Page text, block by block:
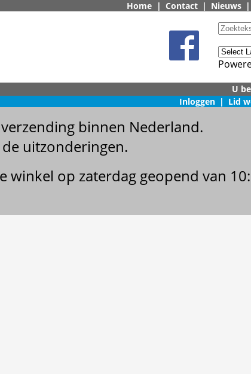
Home | Contact | Nieuws |
Inloggen | Lid
binnen Nederland.
uitzonderingen.
winkel op zaterdag geopend van